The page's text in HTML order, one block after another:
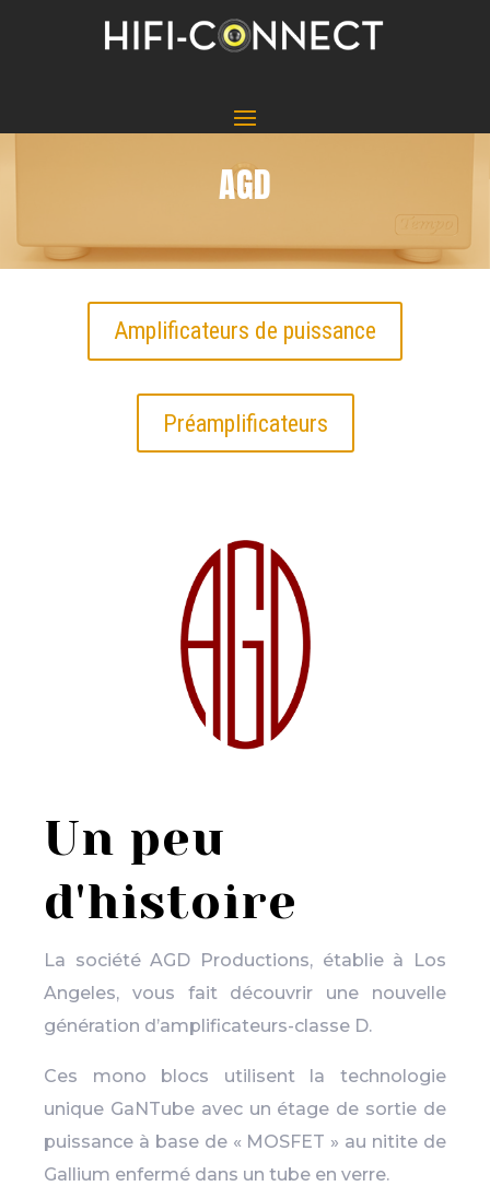
AGD
Amplificateurs de puissance
Préamplificateurs
Un peu
d'histoire
La société AGD Productions, établie à Los
Angeles, vous fait découvrir une nouvelle
génération d’amplificateurs-classe D.
Ces mono blocs utilisent la technologie
unique GaNTube avec un étage de sortie de
puissance à base de « MOSFET » au nitite de
Gallium enfermé dans un tube en verre.